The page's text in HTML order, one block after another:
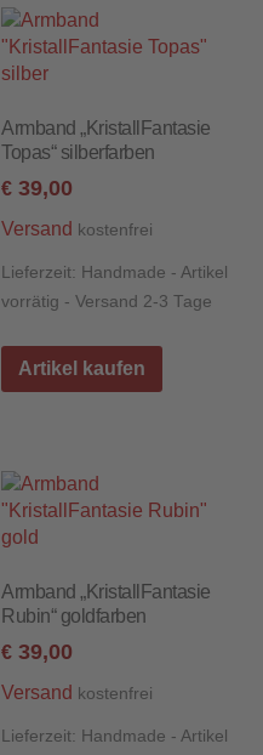
Armband „KristallFantasie
Topas“ silberfarben
€ 39,00
Versand kostenfrei
Lieferzeit: Handmade - Artikel
vorrätig - Versand 2-3 Tage
Artikel kaufen
Armband „KristallFantasie
Rubin“ goldfarben
€ 39,00
Versand kostenfrei
Lieferzeit: Handmade - Artikel